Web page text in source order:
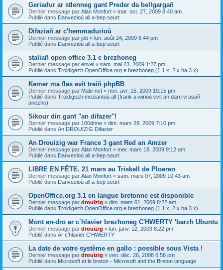
Geriadur ar stlenneg gant Preder da bellgargañ
Dernier message par Alan Monfort « mar. oct. 27, 2009 8:40 am
Publié dans Danvezioù all a-bep seurt
Difaziañ ar c'hemmadurioù
Dernier message par job « lun. août 24, 2009 6:44 pm
Publié dans Danvezioù all a-bep seurt
staliañ open office 3.1 e brezhoneg
Dernier message par envel « sam. mai 23, 2009 1:27 pm
Publié dans Troidigezh OpenOffice.org e brezhoneg (1.1.x, 2.x ha 3.x)
Kemer ma flas evit treiñ phpBB
Dernier message par Malo-net « mer. avr. 15, 2009 10:15 pm
Publié dans Troidigezh meziantoù all (frank a wirioù evit an darn vrasañ
anezho)
Sikour din gant "an difazer"!
Dernier message par 100drine « dim. mars 29, 2009 7:10 pm
Publié dans An DROUIZIG Difazier
An Drouizig war France 3 gant Red an Amzer
Dernier message par Alan Monfort « mer. mars 18, 2009 9:12 am
Publié dans Danvezioù all a-bep seurt
LIBRE EN FÊTE. 21 mars au Triskell de Ploeren
Dernier message par Alan Monfort « sam. mars 07, 2009 10:43 am
Publié dans Danvezioù all a-bep seurt
OpenOffice.org 3.1 en langue bretonne est disponible
Dernier message par drouizig « dim. mars 01, 2009 8:22 am
Publié dans Troidigezh OpenOffice.org e brezhoneg (1.1.x, 2.x ha 3.x)
Mont en-dro ar c´hlavier brezhoneg C'HWERTY 'barzh Ubuntu
Dernier message par drouizig « lun. janv. 12, 2009 8:22 pm
Publié dans Ar c'hlavier C'HWERTY
La date de votre système en gallo : possible sous Vista !
Dernier message par drouizig « ven. déc. 26, 2008 6:58 pm
Publié dans Microsoft et le breton - Microsoft and the Breton language